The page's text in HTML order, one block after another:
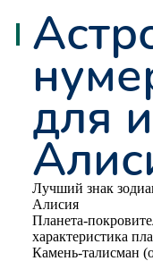
для
Лучший знак
Алисия
Планета-
характеристика
Камень-талисман